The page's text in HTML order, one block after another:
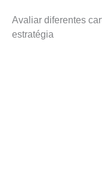
Avaliar diferentes
estratégia